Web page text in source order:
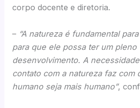
corpo docente e diretoria.
– “A natureza é fundamental
para que ele possa ter um pleno
desenvolvimento. A
contato com a natureza faz com
humano seja mais humano”,